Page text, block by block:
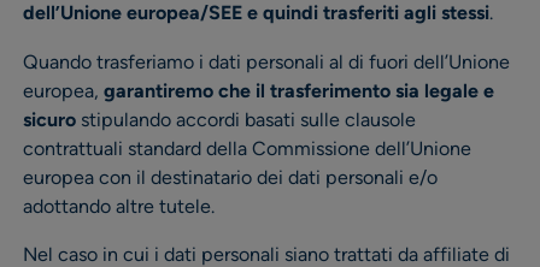
dell’Unione europea/SEE e quindi trasferiti agli stessi.
Quando trasferiamo i dati personali al di fuori dell’Unione
europea, garantiremo che il trasferimento sia legale e
sicuro stipulando accordi basati sulle clausole
contrattuali standard della Commissione dell’Unione
europea con il destinatario dei dati personali e/o
adottando altre tutele.
Nel caso in cui i dati personali siano trattati da affiliate di